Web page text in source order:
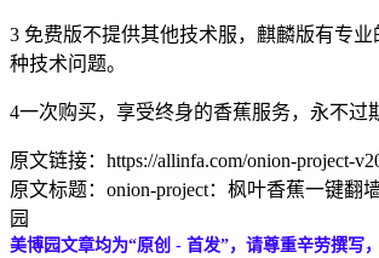
3 免费版不提供其他技术服，麒麟版有专
种技术问题。
4一次购买，享受终身的香蕉服务，永不过
原文链接：https://allinfa.com/onion-project-
原文标题：onion-project：枫叶香蕉一键翻
园
美博园文章均为“原创 - 首发”，请尊重辛劳撰写